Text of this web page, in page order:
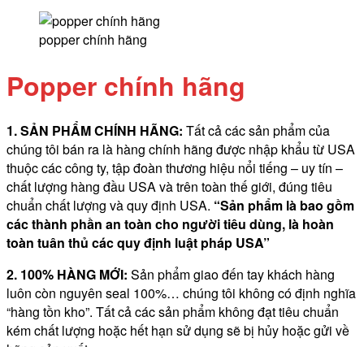
popper chính hãng
Popper chính hãng
1. SẢN PHẨM CHÍNH HÃNG: Tất cả các sản phẩm của
chúng tôi bán ra là hàng chính hãng được nhập khẩu từ USA
thuộc các công ty, tập đoàn thương hiệu nổi tiếng – uy tín –
chất lượng hàng đầu USA và trên toàn thế giới, đúng tiêu
chuẩn chất lượng và quy định USA. “Sản phẩm là bao gồm
các thành phần an toàn cho người tiêu dùng, là hoàn
toàn tuân thủ các quy định luật pháp USA”
2. 100% HÀNG MỚI: Sản phẩm giao đến tay khách hàng
luôn còn nguyên seal 100%… chúng tôi không có định nghĩa
“hàng tồn kho”. Tất cả các sản phẩm không đạt tiêu chuẩn
kém chất lượng hoặc hết hạn sử dụng sẽ bị hủy hoặc gửi về